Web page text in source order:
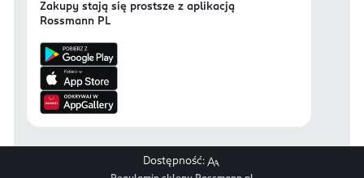
Zakupy stają się prostsze z aplikacją
Rossmann PL
Dostępność: